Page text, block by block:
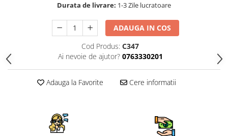
Durata de livrare: 1-3 Zile lucratoare
ADAUGA IN COS
Cod Produs: C347
Ai nevoie de ajutor? 0763330201
Adauga la Favorite Cere informatii